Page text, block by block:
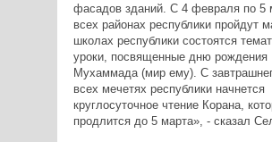
фасадов зданий. С 4 февраля по 5
всех районах республики пройдут
школах республики состоятся
уроки, посвященные дню рождения
Мухаммада (мир ему). С
всех мечетях республики начнется
круглосуточное чтение Корана,
продлится до 5 марта», - сказал